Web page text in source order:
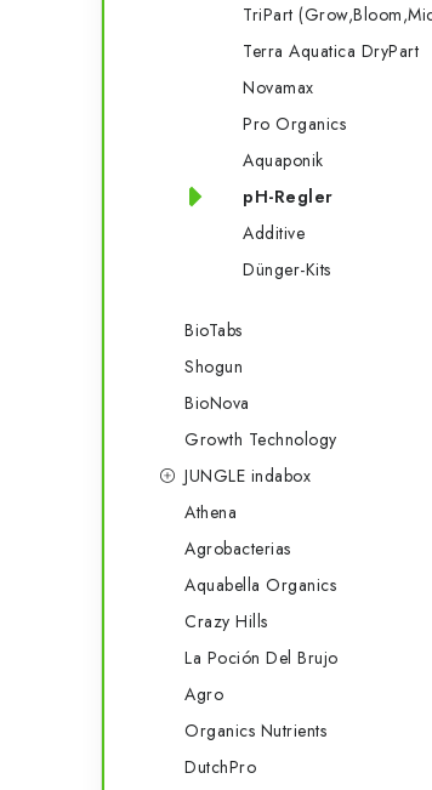
TriPart
Terra Aquatica DryPart
Novamax
Pro Organics
Aquaponik
pH-Regler
Additive
Dünger-Kits
BioTabs
Shogun
BioNova
Growth Technology
JUNGLE indabox
Athena
Agrobacterias
Aquabella Organics
Crazy Hills
La Poción Del Brujo
Agro
Organics Nutrients
DutchPro